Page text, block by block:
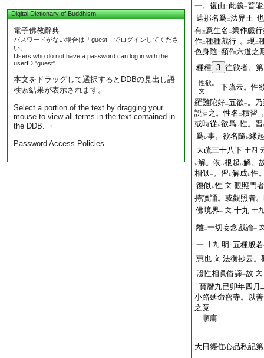
Digital Dictionary of Buddhism
電子佛教辭典
パスワードがない場合は「guest」でログインしてくださ
い。
Users who do not have a password can log in with the
userID "guest".
本文をドラッグして選択するとDDBの見出し語
検索結果が表示されます。
Select a portion of the text by dragging your
mouse to view all terms in the text contained in
the DDB. ・
Password Access Policies
一。復由 二 此義一普
遮那名爲二法界王一也
有三意生名 二業作戲
作二種種戲行一。現二
色身隨 二類作六道之
種種 3 往欲者。
性欲。
文
下疏云。性
羅難陀好二五欲一。
説
之。性名 二積習一
或時從 レ欲爲レ性。習
爲レ事。欲名隨 レ縁
大疏三十八下 十四
レ解。依 レ根起 レ解。
相似一。習 レ解成レ性
復似 レ性 文 觀照門
持讀誦。或觀照者
佛境界一 文 十九 十九
離二一切妄念戲論一
一 十九 明 二五種般若
惠也 文 法衡抄云。
照性相眞俗諦一故 文
寶暦九已卯年四月
小路延命密寺。以
之竟
順庸
大日經住心品私記